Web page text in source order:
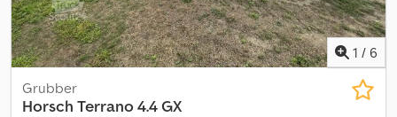
1 / 6
Grubber
Horsch Terrano 4.4 GX